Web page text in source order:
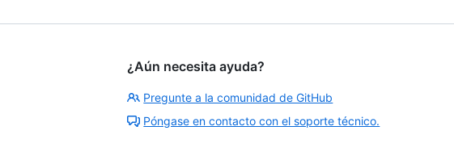
¿Aún necesita ayuda?
Pregunte a la comunidad de GitHub
Póngase en contacto con el soporte técnico.